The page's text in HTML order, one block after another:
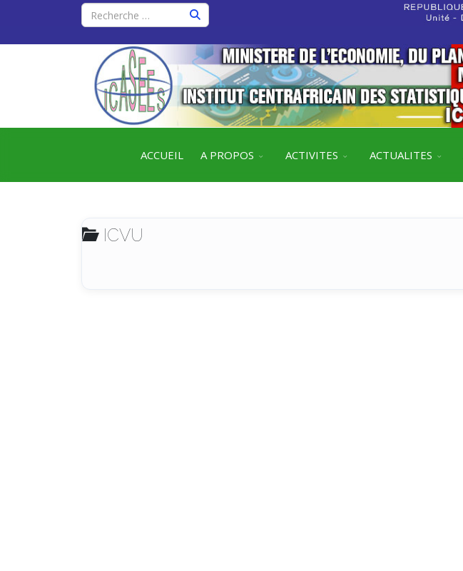
ACCUEIL A PROPOS ACTIVITES ACTUALITES
ICVU